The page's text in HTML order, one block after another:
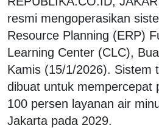
resmi mengoperasikan
Resource Planning (ERP)
Learning Center (CLC),
Kamis (15/1/2026). Sistem
dibuat untuk mempercepat
100 persen layanan air
Jakarta pada 2029.